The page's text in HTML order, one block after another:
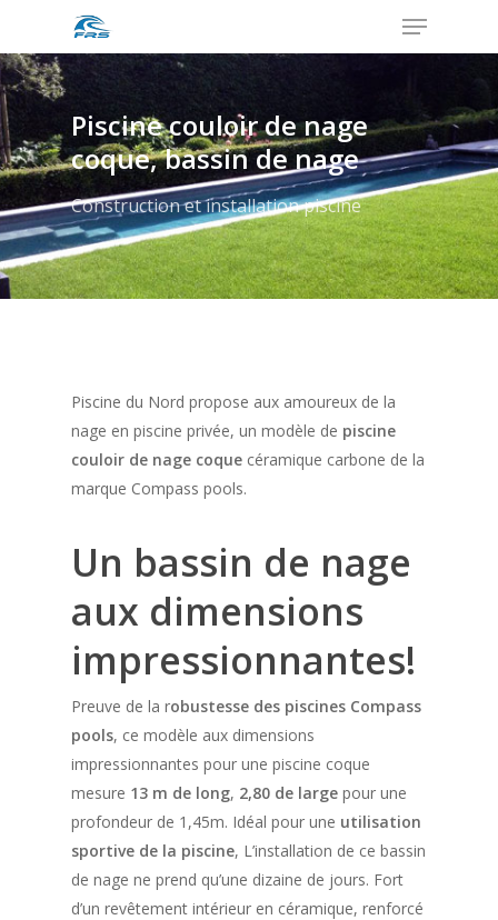
main
content
Menu
Piscine couloir de nage
coque, bassin de nage
Construction et installation piscine
Piscine du Nord propose aux amoureux de la
nage en piscine privée, un modèle de piscine
couloir de nage coque céramique carbone de la
marque Compass pools.
Un bassin de nage
aux dimensions
impressionnantes!
Preuve de la robustesse des piscines Compass
pools, ce modèle aux dimensions
impressionnantes pour une piscine coque
mesure 13 m de long, 2,80 de large pour une
profondeur de 1,45m. Idéal pour une utilisation
sportive de la piscine, L’installation de ce bassin
de nage ne prend qu’une dizaine de jours. Fort
d’un revêtement intérieur en céramique, renforcé